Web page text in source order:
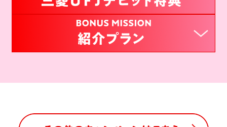
ように、①の口座へ入金
（*2）
（*3）
※②③の順番は問いません
三菱UFJニコス（株）が提供するアプリです。
した場合でも判定時点の口座残高が条件額以上で
あれば対象となります。
キャンペーン登録（エントリー）＋三菱ＵＦＪカードの
ショッピング10万円以上ご利用で10,000円相当のグロー
バルポイントプレゼント
グローバルポイント2,000ポイント（グローバルポイ
は交換商品により異なります。（キャッシュバックへ
概要
三菱ＵＦＪデビット３回以上＆１万円以上ご利用で現金
三菱ＵＦＪデビットに新規ご入会される方